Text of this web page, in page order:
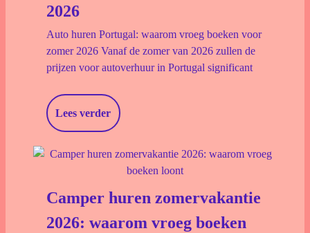
2026
Auto huren Portugal: waarom vroeg boeken voor
zomer 2026 Vanaf de zomer van 2026 zullen de
prijzen voor autoverhuur in Portugal significant
Lees verder
Camper huren zomervakantie
2026: waarom vroeg boeken